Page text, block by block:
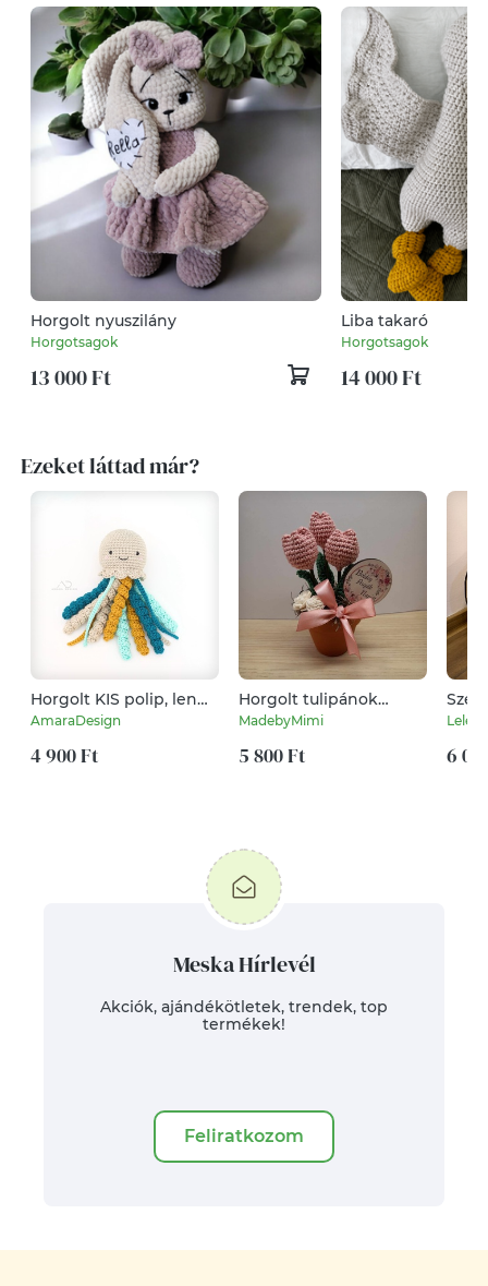
Horgolt nyuszilány
Horgotsagok
13 000 Ft
Liba takaró
Horgotsagok
14 000 Ft
Ezeket láttad már?
Horgolt KIS polip, len
alapszínben
AmaraDesign
4 900 Ft
Horgolt tulipánok
cserépben (3 szál)
MadebyMimi
5 800 Ft 6
Meska Hírlevél
Akciók, ajándékötletek, trendek, top
termékek!
Feliratkozom